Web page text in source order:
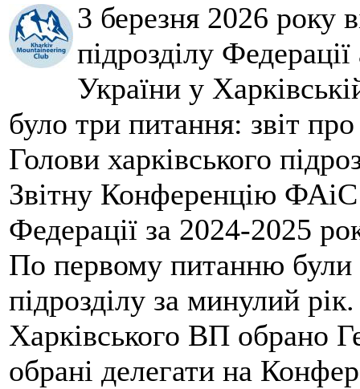
3 березня 2026 року
підрозділу
України у
було три питання: звіт
Голови харківського
Звітну Конференцію
Федерації за 2024-2025
По первому питанню були
підрозділу за минулий
Харківського ВП обрано
обрані делегати на